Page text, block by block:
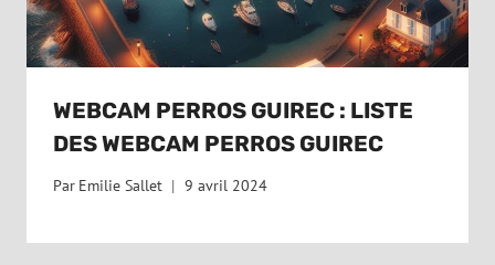
WEBCAM PERROS GUIREC : LISTE
DES WEBCAM PERROS GUIREC
Par Emilie Sallet 9 avril 2024